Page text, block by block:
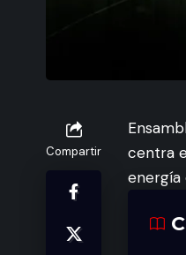
Compartir
centra
energía